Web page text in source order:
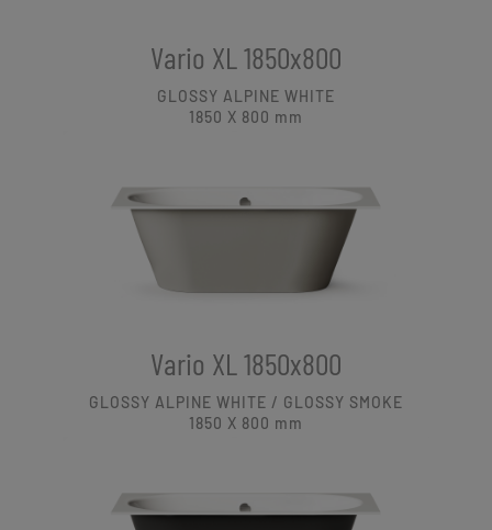
Vario XL 1850x800
GLOSSY ALPINE WHITE
1850 X 800 mm
Vario XL 1850x800
GLOSSY ALPINE WHITE / GLOSSY SMOKE
1850 X 800 mm